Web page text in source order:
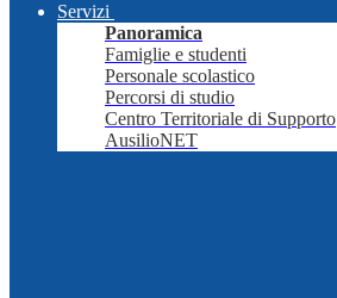
Servizi
Panoramica
Famiglie e studenti
Personale scolastico
Percorsi di studio
Centro Territoriale di Supporto
AusilioNET